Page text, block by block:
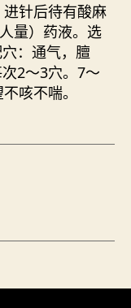
针后待有酸麻
量）药液。选
：通气，膻
2～3穴。7～
咳不喘。